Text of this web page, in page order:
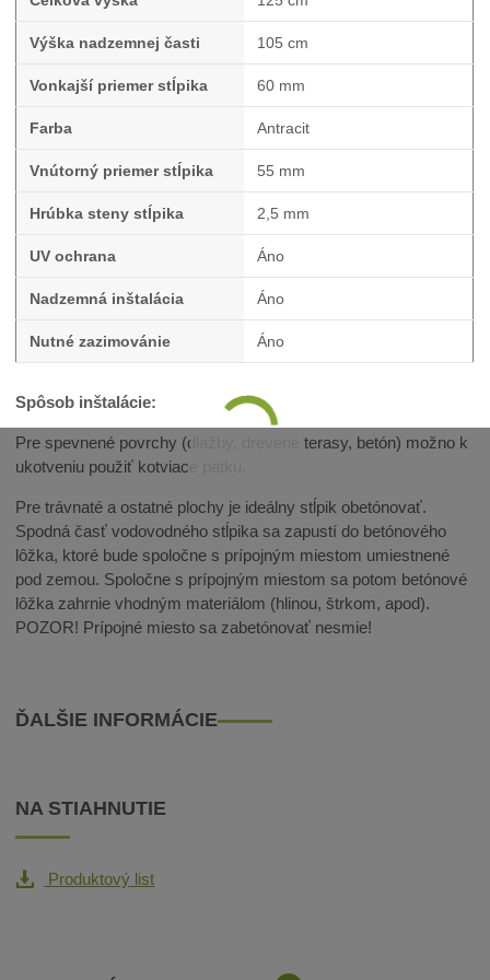
Výška nadzemnej časti 105 cm
Vonkajší priemer stĺpika 60 mm
Farba Antracit
Vnútorný priemer stĺpika 55 mm
Hrúbka steny stĺpika 2,5 mm
UV ochrana Áno
Nadzemná inštalácia Áno
Nutné zazimovánie Áno
Spôsob inštalácie:
Pre spevnené povrchy (dlažby, drevené terasy, betón) možno k
ukotveniu použiť kotviace pätku.
Pre trávnaté a ostatné plochy je ideálny stĺpik obetónovať.
Spodná časť vodovodného stĺpika sa zapustí do betónového
lôžka, ktoré bude spoločne s prípojným miestom umiestnené
pod zemou. Spoločne s prípojným miestom sa potom betónové
lôžka zahrnie vhodným materiálom (hlinou, štrkom, apod).
POZOR! Prípojné miesto sa zabetónovať nesmie!
ĎALŠIE INFORMÁCIE
NA STIAHNUTIE
Produktový list